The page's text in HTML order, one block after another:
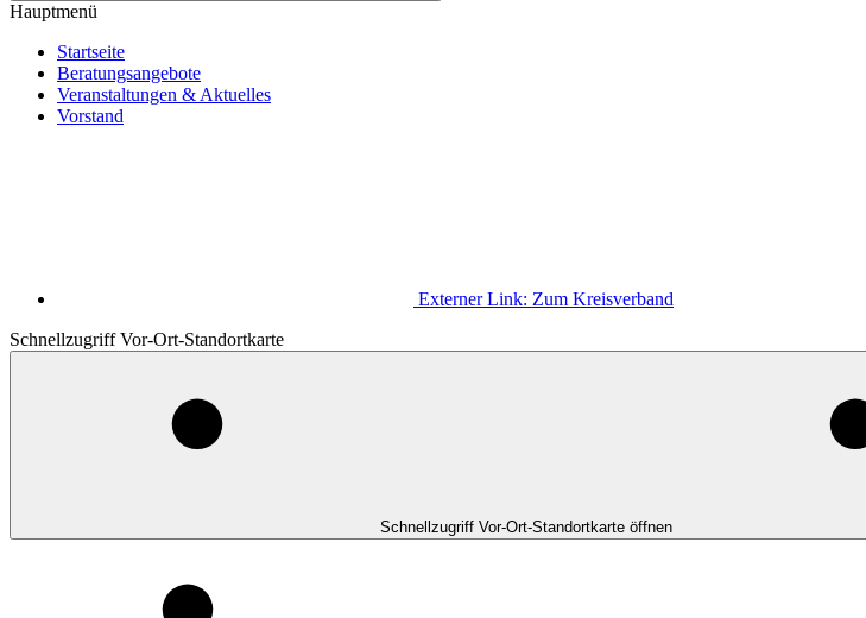
Hauptmenü
Startseite
Beratungsangebote
Veranstaltungen & Aktuelles
Vorstand
Externer Link: Zum Kreisverband
Schnellzugriff Vor-Ort-Standortkarte
Schnellzugriff Vor-Ort-Standortkarte öffnen